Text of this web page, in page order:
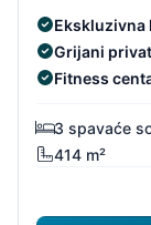
Ekskluzivna
Grijani
Fitness
3 spavaće
414 m²